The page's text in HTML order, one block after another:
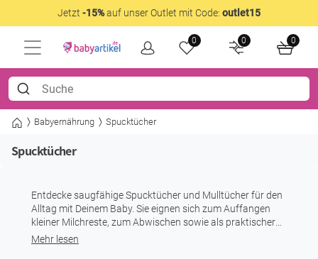
Jetzt -15%auf unser Outlet mit Code: outlet15
0 0 0
Babyernährung Spucktücher
Spucktücher
Entdecke saugfähige Spucktücher und Mulltücher für den
Alltag mit Deinem Baby. Sie eignen sich zum Auffangen
kleiner Milchreste, zum Abwischen sowie als praktischer
Schutz für Kleidung und Unterlagen – zu Hause und
Mehr lesen